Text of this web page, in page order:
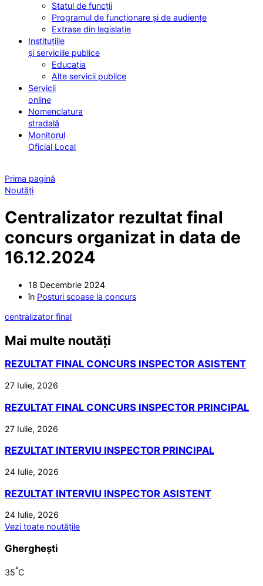
Statul de funcții
Programul de funcționare și de audiențe
Extrase din legislație
Instituțiile
și serviciile publice
Educația
Alte servicii publice
Servicii
online
Nomenclatura
stradală
Monitorul
Oficial Local
Prima pagină
Noutăți
Centralizator rezultat final
concurs organizat in data de
16.12.2024
18 Decembrie 2024
în Posturi scoase la concurs
centralizator final
Mai multe noutăți
REZULTAT FINAL CONCURS INSPECTOR ASISTENT
27 Iulie, 2026
REZULTAT FINAL CONCURS INSPECTOR PRINCIPAL
27 Iulie, 2026
REZULTAT INTERVIU INSPECTOR PRINCIPAL
24 Iulie, 2026
REZULTAT INTERVIU INSPECTOR ASISTENT
24 Iulie, 2026
Vezi toate noutățile
Gherghești
35°C